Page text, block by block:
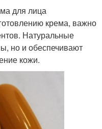
для лица
крема, важно
Натуральные
но и обеспечивают
кожи.